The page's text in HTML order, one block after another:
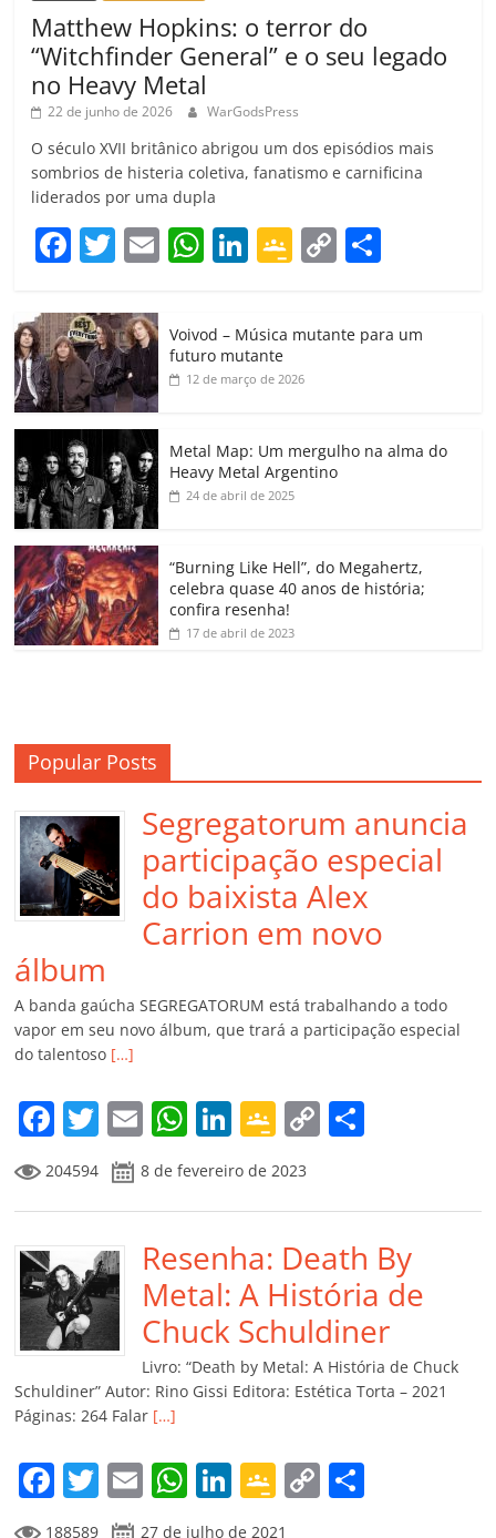
Matthew Hopkins: o terror do
“Witchfinder General” e o seu legado
no Heavy Metal
22 de junho de 2026 WarGodsPress
O século XVII britânico abrigou um dos episódios mais
sombrios de histeria coletiva, fanatismo e carnificina
liderados por uma dupla
F
c
e
b
o
o
k
T
itt
er
E
ai
W
at
s
A
p
Li
k
e
dI
G
gl
e
a
ss
o
m
C
y
k
p
h
Voivod – Música mutante para um
futuro mutante
12 de março de 2026
Metal Map: Um mergulho na alma do
Heavy Metal Argentino
24 de abril de 2025
“Burning Like Hell”, do Megahertz,
celebra quase 40 anos de história;
confira resenha!
17 de abril de 2023
Popular Posts
Segregatorum anuncia
participação especial
do baixista Alex
Carrion em novo
álbum
A banda gaúcha SEGREGATORUM está trabalhando a todo
vapor em seu novo álbum, que trará a participação especial
do talentoso […]
F
a
c
e
b
o
o
k
T
w
itt
er
E
m
ai
l
W
at
s
A
p
p
Li
k
e
dI
n
G
o
o
gl
e
Cl
a
ss
ro
m
C
y
Li
n
k
p
ar
til
h
ar
204594 8 de fevereiro de 2023
Resenha: Death By
Metal: A História de
Chuck Schuldiner
Livro: “Death by Metal: A História de Chuck
Schuldiner” Autor: Rino Gissi Editora: Estética Torta – 2021
Páginas: 264 Falar […]
F
a
T
w
E
m
W
h
Li
n
G
o
C
188589 27 de julho de 2021